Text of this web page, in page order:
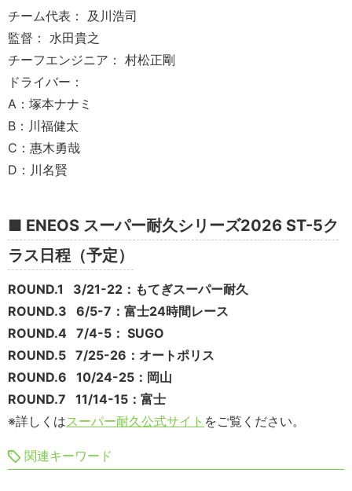
チーム代表： 及川浩司
監督： 水田貴之
チーフエンジニア： 村松正剛
ドライバー：
A：塚本ナナミ
B：川福健太
C：惠木勇哉
D：川名賢
■ ENEOS スーパー耐久シリーズ2026 ST-5ク
ラス日程（予定）
ROUND.1 3/21-22 ： もてぎスーパー耐久
ROUND.3 6/5-7 ： 富士24時間レース
ROUND.4 7/4-5 ： SUGO
ROUND.5 7/25-26 ： オートポリス
ROUND.6 10/24-25 ： 岡山
ROUND.7 11/14-15 ： 富士
※詳しくはスーパー耐久公式サイト をご覧ください。
関連キーワード